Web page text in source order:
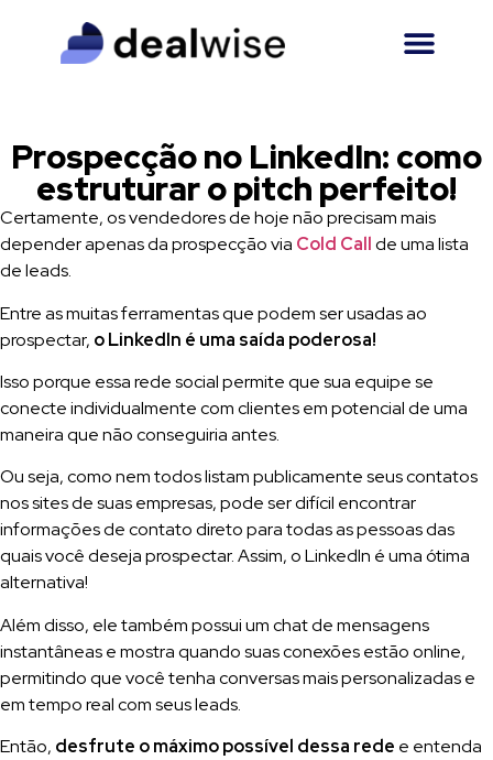
Prospecção no LinkedIn: como
estruturar o pitch perfeito!
Certamente, os vendedores de hoje não precisam mais
depender apenas da prospecção via Cold Callde uma lista
de leads.
Entre as muitas ferramentas que podem ser usadas ao
prospectar, o LinkedIn é uma saída poderosa!
Isso porque essa rede social permite que sua equipe se
conecte individualmente com clientes em potencial de uma
maneira que não conseguiria antes.
Ou seja, como nem todos listam publicamente seus contatos
nos sites de suas empresas, pode ser difícil encontrar
informações de contato direto para todas as pessoas das
quais você deseja prospectar. Assim, o LinkedIn é uma ótima
alternativa!
Além disso, ele também possui um chat de mensagens
instantâneas e mostra quando suas conexões estão online,
permitindo que você tenha conversas mais personalizadas e
em tempo real com seus leads.
Então, desfrute o máximo possível dessa rede e entenda